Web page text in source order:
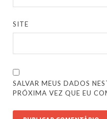
SITE
SALVAR MEUS DADOS
PRÓXIMA VEZ QUE EU